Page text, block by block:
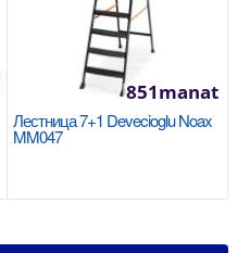
Лестница 7+1 Devecioglu Noax
MM047
851manat